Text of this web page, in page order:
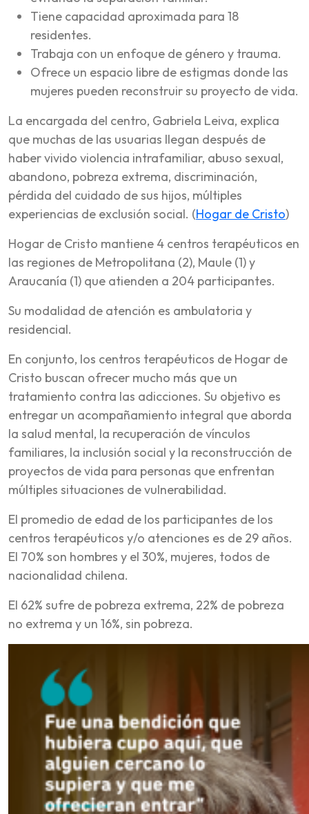
Tiene capacidad aproximada para 18
residentes.
Trabaja con un enfoque de género y trauma.
Ofrece un espacio libre de estigmas donde las
mujeres pueden reconstruir su proyecto de vida.
La encargada del centro, Gabriela Leiva, explica
que muchas de las usuarias llegan después de
haber vivido violencia intrafamiliar, abuso sexual,
abandono, pobreza extrema, discriminación,
pérdida del cuidado de sus hijos, múltiples
experiencias de exclusión social. (Hogar de Cristo)
Hogar de Cristo mantiene 4 centros terapéuticos en
las regiones de Metropolitana (2), Maule (1) y
Araucanía (1) que atienden a 204 participantes.
Su modalidad de atención es ambulatoria y
residencial.
En conjunto, los centros terapéuticos de Hogar de
Cristo buscan ofrecer mucho más que un
tratamiento contra las adicciones. Su objetivo es
entregar un acompañamiento integral que aborda
la salud mental, la recuperación de vínculos
familiares, la inclusión social y la reconstrucción de
proyectos de vida para personas que enfrentan
múltiples situaciones de vulnerabilidad.
El promedio de edad de los participantes de los
centros terapéuticos y/o atenciones es de 29 años.
El 70% son hombres y el 30%, mujeres, todos de
nacionalidad chilena.
El 62% sufre de pobreza extrema, 22% de pobreza
no extrema y un 16%, sin pobreza.